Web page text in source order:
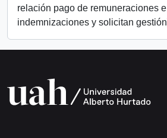
relación pago de remuneraciones e
indemnizaciones y solicitan gestión]